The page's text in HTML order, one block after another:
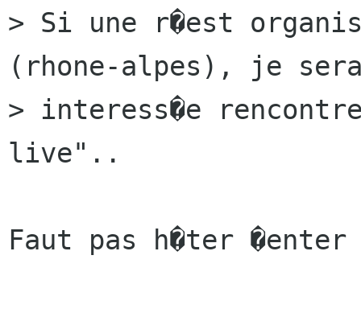
> Si une r�est
(rhone-alpes), je
> interess�e
live"..
Faut pas h�ter